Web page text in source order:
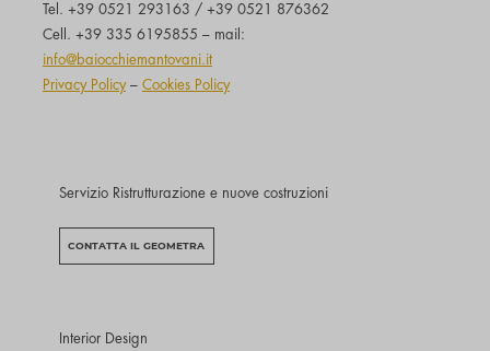
Tel. +39 0521 293163 / +39 0521 876362
Cell. +39 335 6195855 – mail:
info@baiocchiemantovani.it
Privacy Policy– Cookies Policy
Servizio Ristrutturazione e nuove costruzioni
CONTATTA IL GEOMETRA
Interior Design